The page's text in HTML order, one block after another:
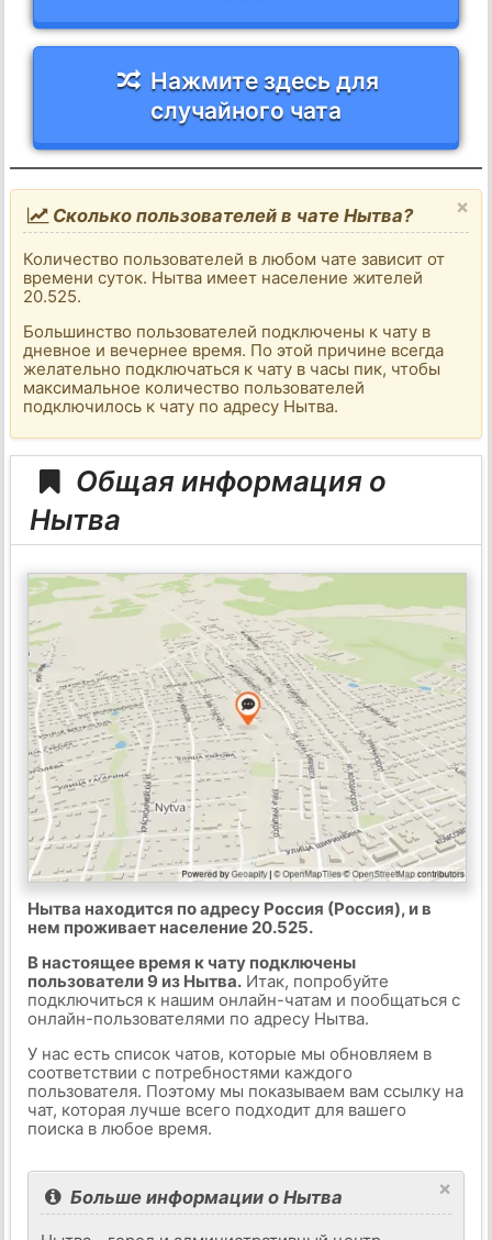
Нажмите здесь для
случайного чата
×
Сколько пользователей в чате Нытва?
Количество пользователей в любом чате зависит от
времени суток. Нытва имеет население жителей
20.525.
Большинство пользователей подключены к чату в
дневное и вечернее время. По этой причине всегда
желательно подключаться к чату в часы пик, чтобы
максимальное количество пользователей
подключилось к чату по адресу Нытва.
Общая информация о
Нытва
Нытва находится по адресу Россия (Россия), и в
нем проживает население 20.525.
В настоящее время к чату подключены
пользователи 9 из Нытва.Итак, попробуйте
подключиться к нашим онлайн-чатам и пообщаться с
онлайн-пользователями по адресу Нытва.
У нас есть список чатов, которые мы обновляем в
соответствии с потребностями каждого
пользователя. Поэтому мы показываем вам ссылку на
чат, которая лучше всего подходит для вашего
поиска в любое время.
×
Больше информации о Нытва